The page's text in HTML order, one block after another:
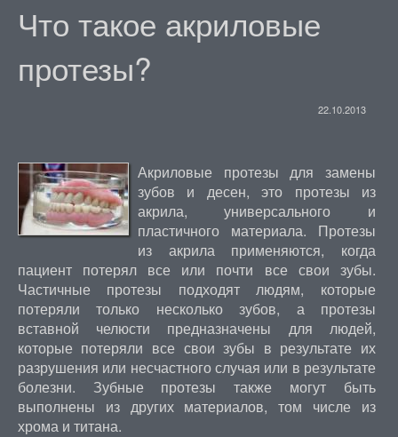
Что такое акриловые
протезы?
22.10.2013
Акриловые протезы для замены
зубов и десен, это протезы из
акрила, универсального и
пластичного материала. Протезы
из акрила применяются, когда
пациент потерял все или почти все свои зубы.
Частичные протезы подходят людям, которые
потеряли только несколько зубов, а протезы
вставной челюсти предназначены для людей,
которые потеряли все свои зубы в результате их
разрушения или несчастного случая или в результате
болезни. Зубные протезы также могут быть
выполнены из других материалов, том числе из
хрома и титана.